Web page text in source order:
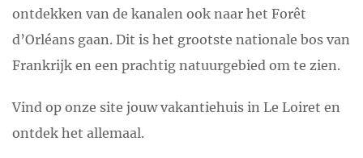
ontdekken van de kanalen ook naar het Forêt
d’Orléans gaan. Dit is het grootste nationale bos van
Frankrijk en een prachtig natuurgebied om te zien.
Vind op onze site jouw vakantiehuis in Le Loiret en
ontdek het allemaal.